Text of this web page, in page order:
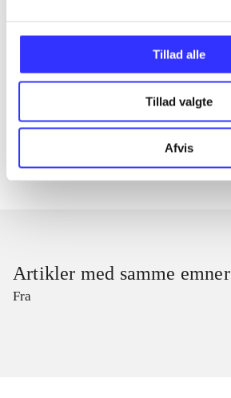
Tillad alle
Tillad valgte
Afvis
Artiklerne i
Artikler med samme emner
Fra